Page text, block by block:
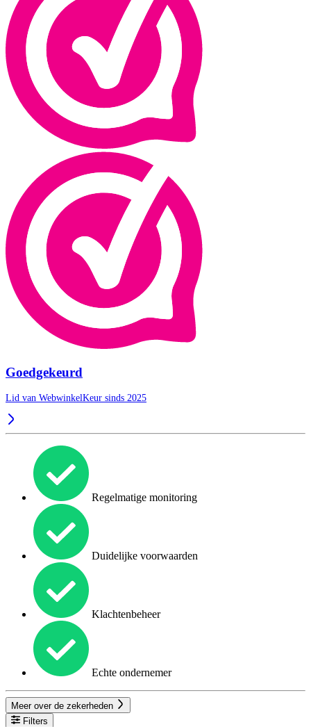
Goedgekeurd
Lid van WebwinkelKeur sinds 2025
Regelmatige monitoring
Duidelijke voorwaarden
Klachtenbeheer
Echte ondernemer
Meer over de zekerheden
Filters